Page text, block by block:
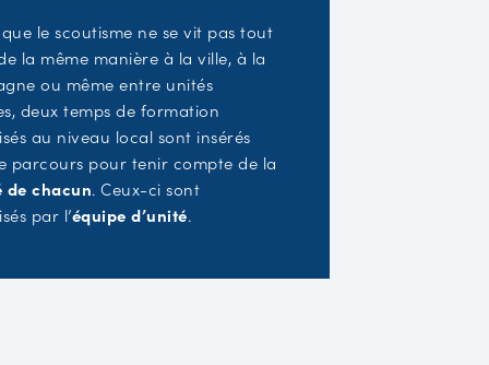
le scoutisme ne se vit pas tout
la même manière à la ville, à la
ou même entre unités
deux temps de formation
au niveau local sont insérés
parcours pour tenir compte de la
de chacun. Ceux-ci sont
par l’équipe d’unité.